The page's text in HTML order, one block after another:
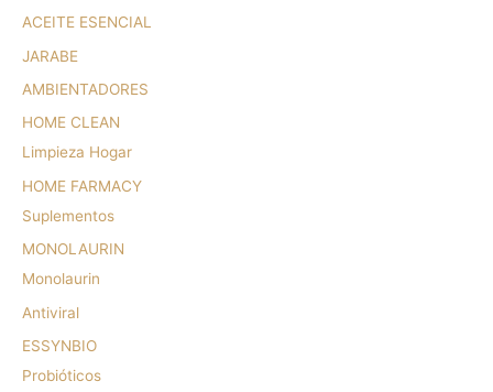
ACEITE ESENCIAL
JARABE
AMBIENTADORES
HOME CLEAN
Limpieza Hogar
HOME FARMACY
Suplementos
MONOLAURIN
Monolaurin
Antiviral
ESSYNBIO
Probióticos